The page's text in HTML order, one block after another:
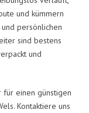
und kümmern
persönlichen
sind bestens
und
für einen günstigen
Kontaktiere uns